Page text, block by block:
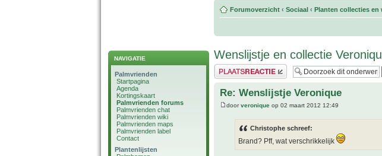
NAVIGATIE
Palmvrienden
Startpagina
Agenda
Kortingskaart
Palmvrienden forums
Palmvrienden chat
Palmvrienden wiki
Palmvrienden maps
Palmvrienden label
Contact
Plantenlijsten
Forumoverzicht ‹ Sociaal ‹ Planten collecties en
Wenslijstje en collectie
Plaats een reactie
Re: Wenslijstje Veronique
doorveronique op 02 maart 2012 12:49
Christophe schreef:
Brand? Pff, wat verschrikkelijk